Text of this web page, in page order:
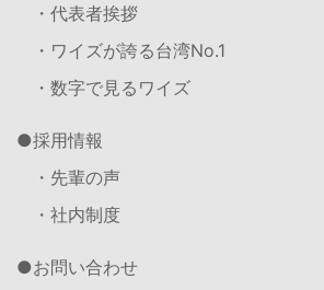
・代表者挨拶
・ワイズが誇る台湾No.1
・数字で見るワイズ
採用情報
・先輩の声
・社内制度
お問い合わせ